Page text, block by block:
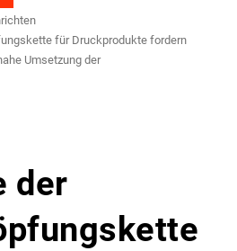
für Druckprodukte fordern
Umsetzung der
der